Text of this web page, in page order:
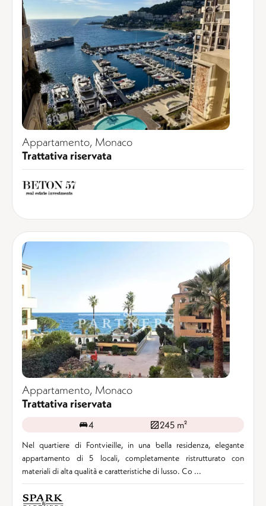
Appartamento, Monaco
Trattativa riservata
Appartamento, Monaco
Trattativa riservata
4 245 m²
Nel quartiere di Fontvieille, in una bella residenza, elegante
appartamento di 5 locali, completamente ristrutturato con
materiali di alta qualità e caratteristiche di lusso. Co ...